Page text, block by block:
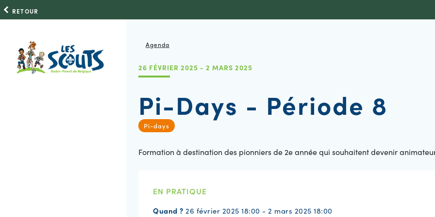
RETOUR
Agenda
26 FÉVRIER 2025 - 2 MARS 2025
Pi-Days - Période 8
Pi-days
Formation à destination des pionniers de 2e année qui souhaitent devenir
EN PRATIQUE
Quand ? 26 février 2025 18:00 - 2 mars 2025 18:00